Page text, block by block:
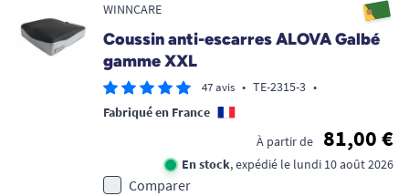
WINNCARE
Coussin anti-escarres ALOVA Galbé
gamme XXL
47 avis • TE-2315-3 •
Fabriqué en France
À partir de
81,00 €
En stock, expédié le lundi 10 août 2026
Comparer